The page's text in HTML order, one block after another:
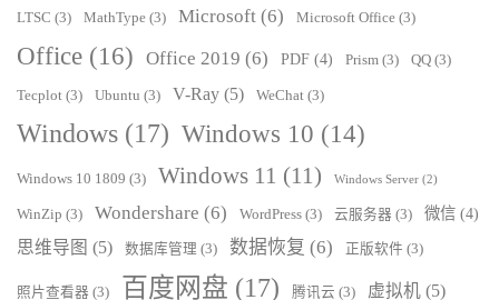
LTSC (3) MathType (3) Microsoft (6) Microsoft Office (3)
Office (16) Office 2019 (6) PDF (4) Prism (3) QQ (3)
Tecplot (3) Ubuntu (3) V-Ray (5) WeChat (3)
Windows (17) Windows 10 (14)
Windows 10 1809 (3) Windows 11 (11) Windows Server (2)
WinZip (3) Wondershare (6) WordPress (3) 云服务器 (3) 微信 (4)
思维导图 (5) 数据库管理 (3) 数据恢复 (6) 正版软件 (3)
照片查看器 (3) 百度网盘 (17) 腾讯云 (3) 虚拟机 (5)